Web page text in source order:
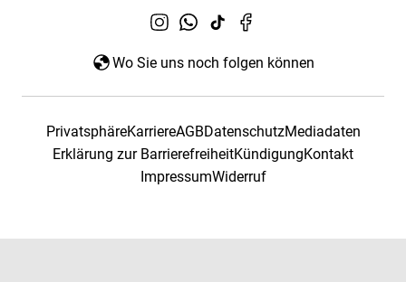
Wo Sie uns noch folgen können
PrivatsphäreKarriereAGBDatenschutzMediadaten
Erklärung zur BarrierefreiheitKündigungKontakt
ImpressumWiderruf